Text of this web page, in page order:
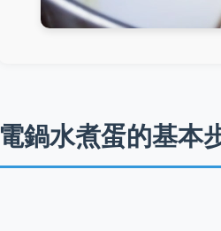
電鍋水煮蛋的基本